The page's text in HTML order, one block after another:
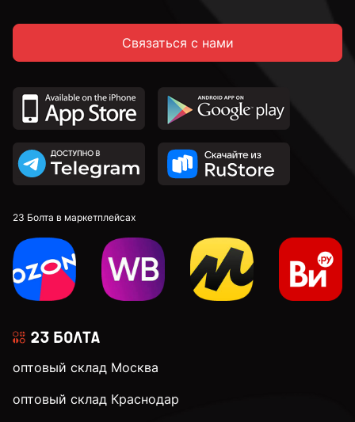
С неполной резьбой
DIN 912 с внутренним шестигранником и
цилиндрической головкой
DIN 7991 c потайной головкой и внутренним
шестигранником
DIN 913 установочные с внутренним шестигранником
к.п. 4,8
Связаться с нами
23 Болта в маркетплейсах
оптовый склад Москва
оптовый склад Краснодар